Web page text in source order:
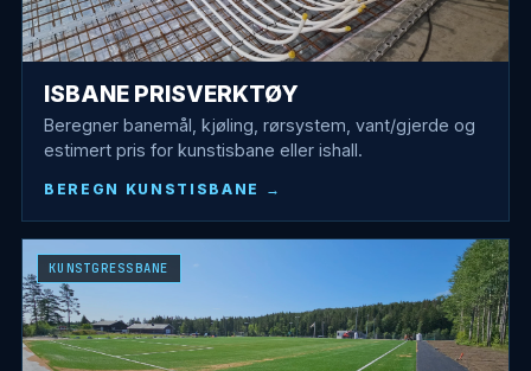
ISBANE PRISVERKTØY
Beregner banemål, kjøling, rørsystem, vant/gjerde og
estimert pris for kunstisbane eller ishall.
BEREGN KUNSTISBANE
KUNSTGRESSBANE